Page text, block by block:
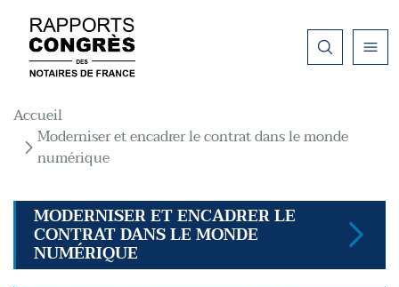
Fil d'Ariane
Accueil
Moderniser et encadrer le contrat dans le monde
numérique
MODERNISER ET ENCADRER LE
CONTRAT DANS LE MONDE
NUMÉRIQUE